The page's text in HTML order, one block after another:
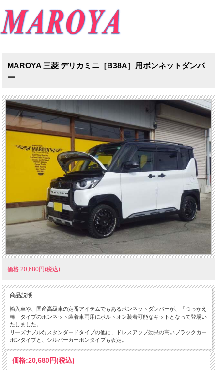
MAROYA 三菱 デリカミニ［B38A］用ボンネットダンパ
ー
価格:20,680円(税込)
商品説明
輸入車や、国産高級車の定番アイテムでもあるボンネットダンパーが、「つっかえ
棒」タイプのボンネット装着車両用にボルトオン装着可能なキットとなって登場い
たしました。
リーズナブルなスタンダードタイプの他に、ドレスアップ効果の高いブラックカー
ボンタイプと、シルバーカーボンタイプも設定。
価格:20,680円(税込)